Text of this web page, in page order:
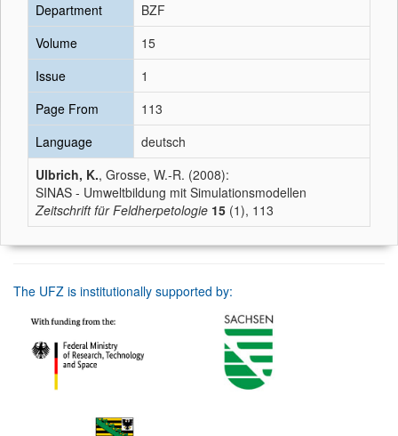
Department
BZF
Volume
15
Issue
1
Page From
113
Language
deutsch
Ulbrich, K., Grosse, W.-R. (2008):
SINAS - Umweltbildung mit Simulationsmodellen
Zeitschrift für Feldherpetologie 15 (1), 113
The UFZ is institutionally supported by: